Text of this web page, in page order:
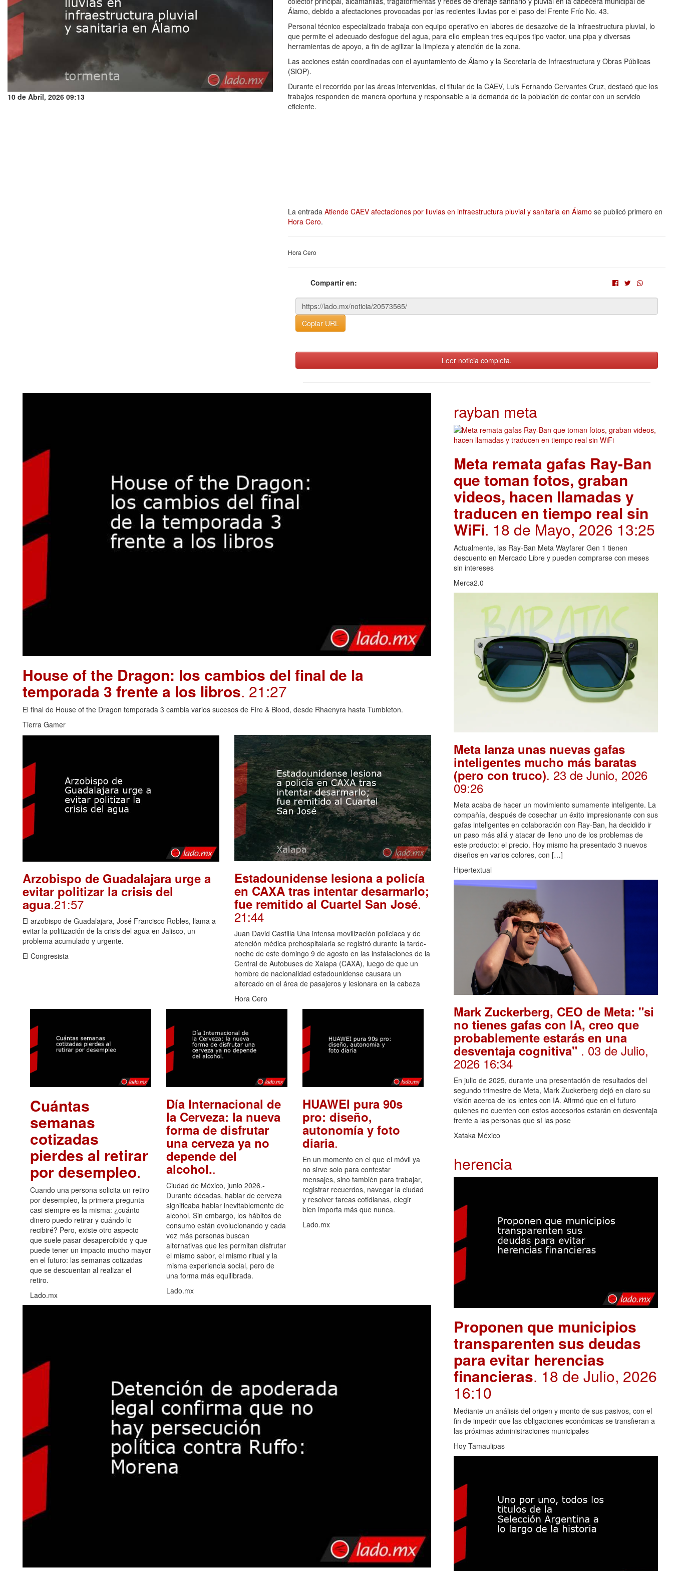
10 de Abril, 2026 09:13
Álamo, debido a afectaciones provocadas por las recientes lluvias por el paso del Frente Frío No. 43.
Personal técnico especializado trabaja con equipo operativo en labores de desazolve de la infraestructura pluvial, lo
que permite el adecuado desfogue del agua, para ello emplean tres equipos tipo vactor, una pipa y diversas
herramientas de apoyo, a fin de agilizar la limpieza y atención de la zona.
Las acciones están coordinadas con el ayuntamiento de Álamo y la Secretaría de Infraestructura y Obras Públicas
(SIOP).
Durante el recorrido por las áreas intervenidas, el titular de la CAEV, Luis Fernando Cervantes Cruz, destacó que los
trabajos responden de manera oportuna y responsable a la demanda de la población de contar con un servicio
eficiente.
La entrada Atiende CAEV afectaciones por lluvias en infraestructura pluvial y sanitaria en Álamo se publicó primero en
Hora Cero.
Hora Cero
Compartir en:
Copiar URL
Leer noticia completa.
House of the Dragon: los cambios del final de la
temporada 3 frente a los libros. 21:27
El final de House of the Dragon temporada 3 cambia varios sucesos de Fire & Blood, desde Rhaenyra hasta Tumbleton.
Tierra Gamer
Arzobispo de Guadalajara urge a
evitar politizar la crisis del
agua.21:57
El arzobispo de Guadalajara, José Francisco Robles, llama a
evitar la politización de la crisis del agua en Jalisco, un
problema acumulado y urgente.
El Congresista
Estadounidense lesiona a policía
en CAXA tras intentar desarmarlo;
fue remitido al Cuartel San José.
21:44
Juan David Castilla Una intensa movilización policiaca y de
atención médica prehospitalaria se registró durante la tarde-
noche de este domingo 9 de agosto en las instalaciones de la
Central de Autobuses de Xalapa (CAXA), luego de que un
hombre de nacionalidad estadounidense causara un
altercado en el área de pasajeros y lesionara en la cabeza
Hora Cero
Cuántas
semanas
cotizadas
pierdes al retirar
por desempleo.
Cuando una persona solicita un retiro
por desempleo, la primera pregunta
casi siempre es la misma: ¿cuánto
dinero puedo retirar y cuándo lo
recibiré? Pero, existe otro aspecto
que suele pasar desapercibido y que
puede tener un impacto mucho mayor
en el futuro: las semanas cotizadas
que se descuentan al realizar el
retiro.
Lado.mx
Día Internacional de
la Cerveza: la nueva
forma de disfrutar
una cerveza ya no
depende del
alcohol..
Ciudad de México, junio 2026.-
Durante décadas, hablar de cerveza
significaba hablar inevitablemente de
alcohol. Sin embargo, los hábitos de
consumo están evolucionando y cada
vez más personas buscan
alternativas que les permitan disfrutar
el mismo sabor, el mismo ritual y la
misma experiencia social, pero de
una forma más equilibrada.
Lado.mx
HUAWEI pura 90s
pro: diseño,
autonomía y foto
diaria.
En un momento en el que el móvil ya
no sirve solo para contestar
mensajes, sino también para trabajar,
registrar recuerdos, navegar la ciudad
y resolver tareas cotidianas, elegir
bien importa más que nunca.
Lado.mx
rayban meta
Meta remata gafas Ray-Ban
que toman fotos, graban
videos, hacen llamadas y
traducen en tiempo real sin
WiFi. 18 de Mayo, 2026 13:25
Actualmente, las Ray-Ban Meta Wayfarer Gen 1 tienen
descuento en Mercado Libre y pueden comprarse con meses
sin intereses
Merca2.0
Meta lanza unas nuevas gafas
inteligentes mucho más baratas
(pero con truco). 23 de Junio, 2026
09:26
Meta acaba de hacer un movimiento sumamente inteligente. La
compañía, después de cosechar un éxito impresionante con sus
gafas inteligentes en colaboración con Ray-Ban, ha decidido ir
un paso más allá y atacar de lleno uno de los problemas de
este producto: el precio. Hoy mismo ha presentado 3 nuevos
diseños en varios colores, con […]
Hipertextual
Mark Zuckerberg, CEO de Meta: "si
no tienes gafas con IA, creo que
probablemente estarás en una
desventaja cognitiva" . 03 de Julio,
2026 16:34
En julio de 2025, durante una presentación de resultados del
segundo trimestre de Meta, Mark Zuckerberg dejó en claro su
visión acerca de los lentes con IA. Afirmó que en el futuro
quienes no cuenten con estos accesorios estarán en desventaja
frente a las personas que sí las pose
Xataka México
herencia
Proponen que municipios
transparenten sus deudas
para evitar herencias
financieras. 18 de Julio, 2026
16:10
Mediante un análisis del origen y monto de sus pasivos, con el
fin de impedir que las obligaciones económicas se transfieran a
las próximas administraciones municipales
Hoy Tamaulipas